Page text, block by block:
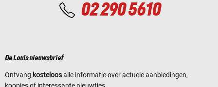
02 290 5610
De Louis nieuwsbrief
Ontvang kosteloosalle informatie over actuele aanbiedingen,